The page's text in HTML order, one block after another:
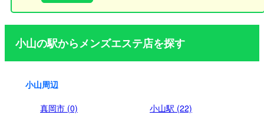
小山の駅からメンズエステ店を探す
小山周辺
真岡市 (0)
小山駅 (22)